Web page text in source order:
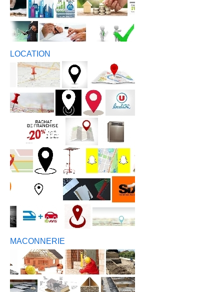
LOCATION
MACONNERIE